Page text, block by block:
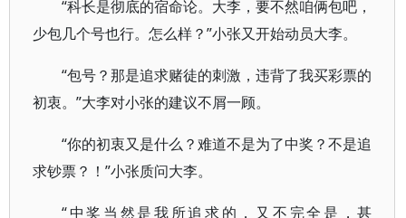
“科长是彻底的宿命论。大李，要不然咱俩包吧，
少包几个号也行。怎么样？”小张又开始动员大李。
“包号？那是追求赌徒的刺激，违背了我买彩票的
初衷。”大李对小张的建议不屑一顾。
“你的初衷又是什么？难道不是为了中奖？不是追
求钞票？！”小张质问大李。
“中奖当然是我所追求的，又不完全是，甚